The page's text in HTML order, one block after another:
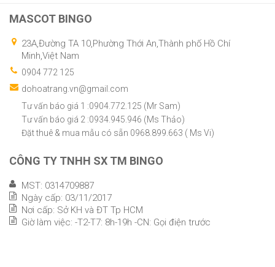
MASCOT BINGO
23A,Đường TA 10,Phường Thới An,Thành phố Hồ Chí
Minh,Việt Nam
0904 772 125
dohoatrang.vn@gmail.com
Tư vấn báo giá 1 :0904.772.125 (Mr Sam)
Tư vấn báo giá 2 :0934.945.946 (Ms Thảo)
Đặt thuê & mua mẫu có sẵn 0968.899.663 ( Ms Vi)
CÔNG TY TNHH SX TM BINGO
MST: 0314709887
Ngày cấp: 03/11/2017
Nơi cấp: Sở KH và ĐT Tp HCM
Giờ làm việc: -T2-T7: 8h-19h -CN: Gọi điện trước